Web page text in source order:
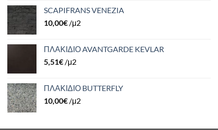
SCAPIFRANS VENEZIA
10,00€ /μ2
ΠΛΑΚΙΔΙΟ AVANTGARDE KEVLAR
5,51€ /μ2
ΠΛΑΚΙΔΙΟ BUTTERFLY
10,00€ /μ2